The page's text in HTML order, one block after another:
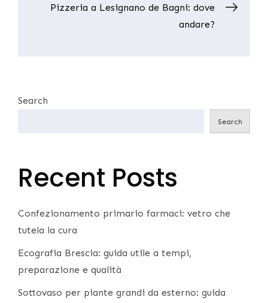
Pizzeria a Lesignano de Bagni: dove
andare?
Search
Search
Recent Posts
Confezionamento primario farmaci: vetro che
tutela la cura
Ecografia Brescia: guida utile a tempi,
preparazione e qualità
Sottovaso per piante grandi da esterno: guida